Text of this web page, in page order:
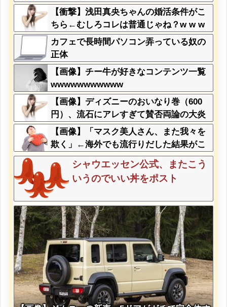
【衝撃】浅田真央ちゃんの婚活条件がこ
ちら←むしろコレは普通じゃね？w w w
w w w w w
カフェで長時間パソコン弄っている奴の
正体
【画像】チー牛が好きなコンテンツ一覧
wwwwwwwwwww
【画像】ディズニーのおいなり巻（600
円）、流石にアレすぎて賛否両論の大炎
上をしてしまうw w w w w w w
【画像】「マスク美人さん、また我々を
欺く」←海外でも流行りだした結果がこ
ちらw w w w w w w
シャウエッセン公式、またこう
いうのでいい丼をポスト